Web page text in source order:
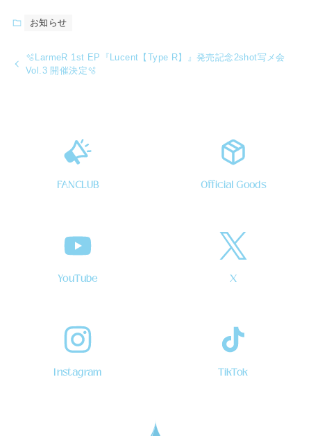
お知らせ
🫧LarmeR 1st EP『Lucent【Type R】』発売記念2shot写メ会
Vol.3 開催決定🫧
FANCLUB Official Goods
YouTube X
Instagram TikTok